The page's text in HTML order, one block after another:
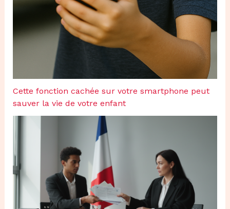
Cette fonction cachée sur votre smartphone peut
sauver la vie de votre enfant